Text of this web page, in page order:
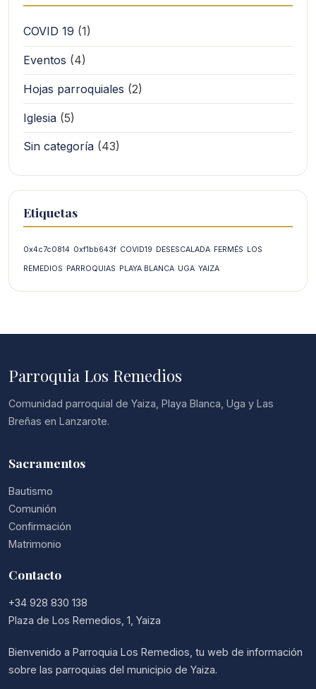
COVID 19 (1)
Eventos (4)
Hojas parroquiales (2)
Iglesia (5)
Sin categoría (43)
Etiquetas
0x4c7c0814 0xf1bb643f COVID19 DESESCALADA FERMÉS LOS
REMEDIOS PARROQUIAS PLAYA BLANCA UGA YAIZA
Parroquia Los Remedios
Comunidad parroquial de Yaiza, Playa Blanca, Uga y Las
Breñas en Lanzarote.
Sacramentos
Bautismo
Comunión
Confirmación
Matrimonio
Contacto
+34 928 830 138
Plaza de Los Remedios, 1, Yaiza
Bienvenido a Parroquia Los Remedios, tu web de información
sobre las parroquias del municipio de Yaiza.